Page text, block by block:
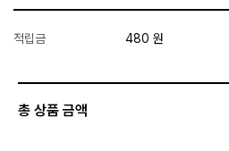
적립금 480 원
총 상품 금액